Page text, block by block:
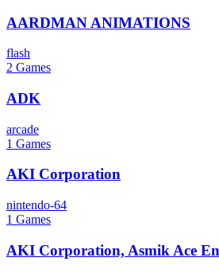
AARDMAN ANIMATIONS
flash
2 Games
ADK
arcade
1 Games
AKI Corporation
nintendo-64
1 Games
AKI Corporation, Asmik Ace